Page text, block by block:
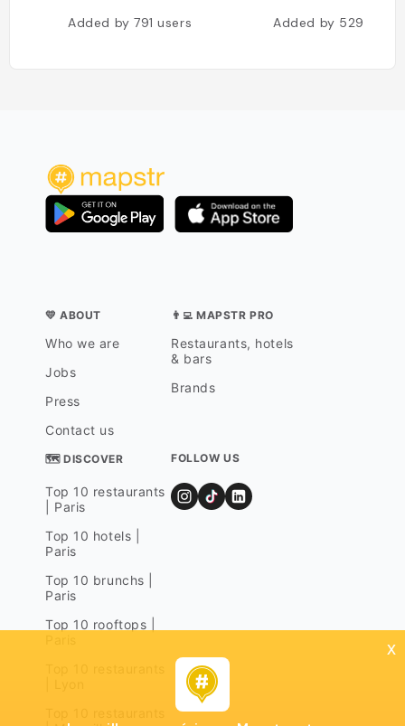
Added by791users Added by 529
💛 ABOUT
Who we are
Jobs
Press
Contact us
👨‍💻 MAPSTR PRO
Restaurants, hotels
& bars
Brands
🗺 DISCOVER
Top 10 restaurants
| Paris
Top 10 hotels |
Paris
Top 10 brunchs |
Paris
Top 10 rooftops |
FOLLOW US
x